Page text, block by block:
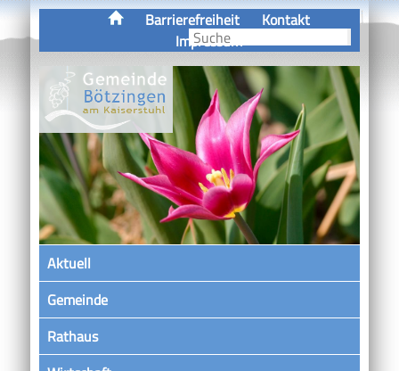
Barrierefreiheit
Kontakt
Impressum
Aktuell
Gemeinde
Rathaus